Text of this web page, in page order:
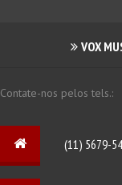
VOX
Contate-nos pelos tels.:
(11) 5679-